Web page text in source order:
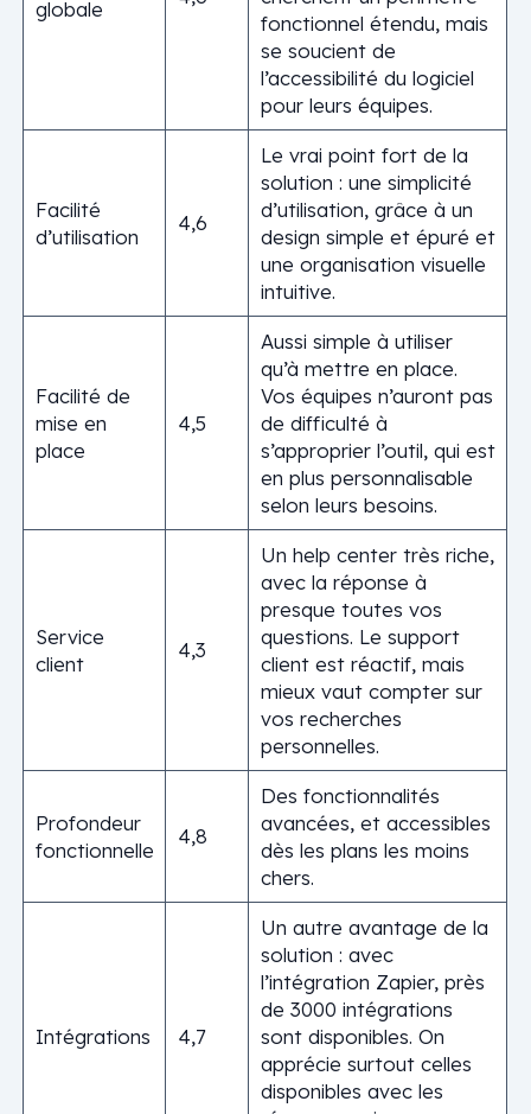
globale
fonctionnel étendu, mais
se soucient de
l’accessibilité du logiciel
pour leurs équipes.
Facilité
d’utilisation
4,6
Le vrai point fort de la
solution : une simplicité
d’utilisation, grâce à un
design simple et épuré et
une organisation visuelle
intuitive.
Facilité de
mise en
place
4,5
Aussi simple à utiliser
qu’à mettre en place.
Vos équipes n’auront pas
de difficulté à
s’approprier l’outil, qui est
en plus personnalisable
selon leurs besoins.
Service
client
4,3
Un help center très riche,
avec la réponse à
presque toutes vos
questions. Le support
client est réactif, mais
mieux vaut compter sur
vos recherches
personnelles.
Profondeur
fonctionnelle
4,8
Des fonctionnalités
avancées, et accessibles
dès les plans les moins
chers.
Intégrations 4,7
Un autre avantage de la
solution : avec
l’intégration Zapier, près
de 3000 intégrations
sont disponibles. On
apprécie surtout celles
disponibles avec les